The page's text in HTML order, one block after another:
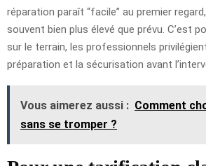
réparation paraît “facile” au premier
souvent bien plus élevé que prévu. C’est
sur le terrain, les professionnels
préparation et la sécurisation avant
Vous aimerez aussi : Comment
sans se tromper ?